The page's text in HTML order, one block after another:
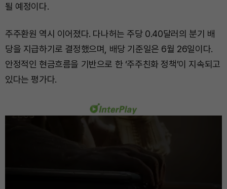
될 예정이다.
주주환원 역시 이어졌다. 다나허는 주당 0.40달러의 분기 배
당을 지급하기로 결정했으며, 배당 기준일은 6월 26일이다.
안정적인 현금흐름을 기반으로 한 ‘주주친화 정책’이 지속되고
있다는 평가다.